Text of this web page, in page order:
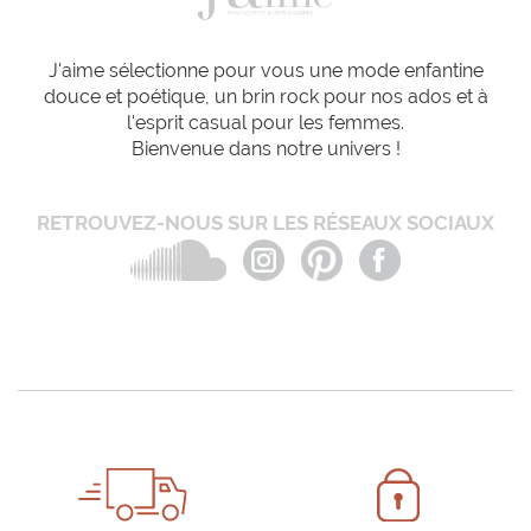
J'aime sélectionne pour vous une mode enfantine
douce et poétique, un brin rock pour nos ados et à
l'esprit casual pour les femmes.
Bienvenue dans notre univers !
RETROUVEZ-NOUS SUR LES RÉSEAUX SOCIAUX